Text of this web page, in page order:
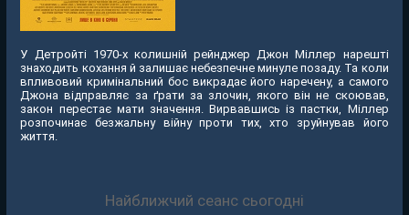
У Детройті 1970-х колишній рейнджер Джон Міллер нарешті
знаходить кохання й залишає небезпечне минуле позаду. Та коли
впливовий кримінальний бос викрадає його наречену, а самого
Джона відправляє за ґрати за злочин, якого він не скоював,
закон перестає мати значення. Вирвавшись із пастки, Міллер
розпочинає безжальну війну проти тих, хто зруйнував його
життя.
Найближчий сеанс сьогодні